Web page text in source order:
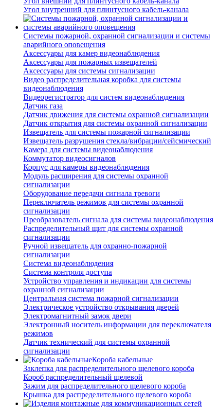
Угол внутренний для плинтусного кабель-канала
Системы пожарной, охранной сигнализации и системы
аварийного оповещения
Аксессуары для камер видеонаблюдения
Аксессуары для пожарных извещателей
Аксессуары для системы сигнализации
Видео распределительная коробка для системы
видеонаблюдения
Видеорегистратор для систем видеонаблюдения
Датчик газа
Датчик движения для системы охранной сигнализации
Датчик открытия для системы охранной сигнализации
Извещатель для системы пожарной сигнализации
Извещатель разрушения стекла/вибрации/сейсмический
Камера для системы видеонаблюдения
Коммутатор видеосигналов
Корпус для камеры видеонаблюдения
Модуль расширения для системы охранной
сигнализации
Оборудование передачи сигнала тревоги
Переключатель режимов для системы охранной
сигнализации
Преобразователь сигнала для системы видеонаблюдения
Распределительный щит для системы охранной
сигнализации
Ручной извещатель для охранно-пожарной
сигнализации
Система видеонаблюдения
Система контроля доступа
Устройство управления и индикации для системы
охранной сигнализации
Центральная система пожарной сигнализации
Электрическое устройство открывания дверей
Электромагнитный замок двери
Электронный носитель информации для переключателя
режимов
Датчик технический для системы охранной
сигнализации
Короба кабельные
Заклепка для распределительного щелевого короба
Короб распределительный щелевой
Зажим для распределительного щелевого короба
Крышка для распределительного щелевого короба